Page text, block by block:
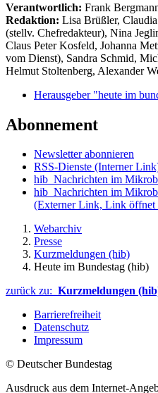
Verantwortlich: Frank
Redaktion: Lisa Brüßler,
(stellv. Chefredakteur), Nina
Claus Peter Kosfeld, Johanna
vom Dienst), Sandra Schmid,
Helmut Stoltenberg, Alexander
Herausgeber "heute im
Abonnement
Newsletter abonnieren
RSS-Dienste (Interner
hib_Nachrichten im
hib_Nachrichten im
(Externer Link, Link öffnet
Webarchiv
Presse
Kurzmeldungen (hib)
Heute im Bundestag (hib)
zurück zu: Kurzmeldungen
Barrierefreiheit
Datenschutz
Impressum
© Deutscher Bundestag
Ausdruck aus dem Internet-